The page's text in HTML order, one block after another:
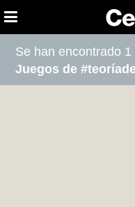
Se han encontrado
Juegos de